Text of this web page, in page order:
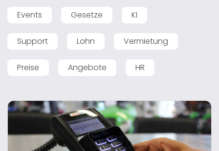
Events Gesetze KI
Support Lohn Vermietung
Preise Angebote HR